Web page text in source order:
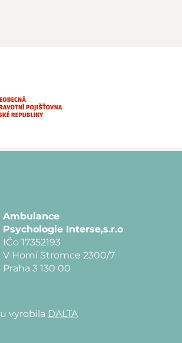
Ambulance
Psychologie Interse,s.r.o
IČo 17352193
V Horní Stromce 2300/7
Praha 3 130 00
vyrobila DALTA